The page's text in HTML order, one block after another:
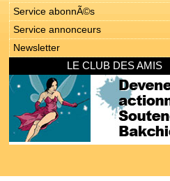
Service abonnÃ©s
Service annonceurs
Newsletter
LE CLUB DES AMIS